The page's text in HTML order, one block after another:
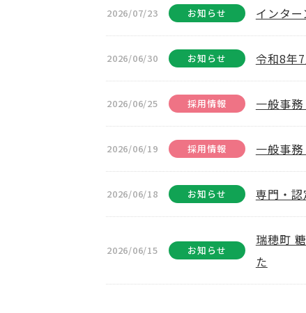
2026/07/23 お知らせ インタ
2026/06/30 お知らせ 令和8年
2026/06/25 採用情報 一般事
2026/06/19 採用情報 一般事
2026/06/18 お知らせ 専門・
2026/06/15 お知らせ
瑞穂町
た